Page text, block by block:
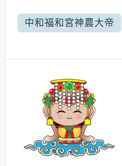
中和福和宮神農大帝